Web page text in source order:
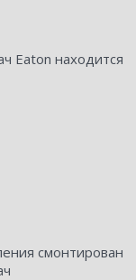
Eaton находится
смонтирован